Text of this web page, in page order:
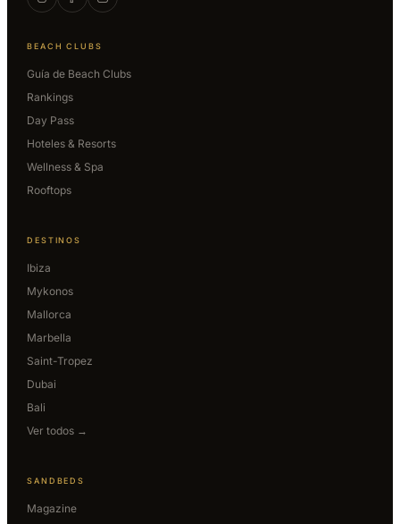
BEACH CLUBS
Guía de Beach Clubs
Rankings
Day Pass
Hoteles & Resorts
Wellness & Spa
Rooftops
DESTINOS
Ibiza
Mykonos
Mallorca
Marbella
Saint-Tropez
Dubai
Bali
Ver todos →
SANDBEDS
Magazine